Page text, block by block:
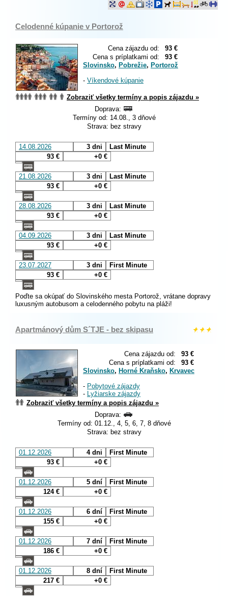
Celodenné kúpanie v Portorož
Cena zájazdu od:
93 €
Cena s príplatkami od:
93 €
Slovinsko, Pobrežie, Portorož
- Víkendové kúpanie
Zobraziť všetky termíny a popis zájazdu »
Doprava:
Termíny od: 14.08., 3 dňové
Strava: bez stravy
14.08.2026 3 dni
Last Minute
93 €
+0 €
21.08.2026 3 dni
Last Minute
93 €
+0 €
28.08.2026 3 dni
Last Minute
93 €
+0 €
04.09.2026 3 dni
Last Minute
93 €
+0 €
23.07.2027 3 dni
First Minute
93 €
+0 €
Poďte sa okúpať do Slovinského mesta Portorož, vrátane dopravy
luxusným autobusom a celodenného pobytu na pláži!
Apartmánový dům S´TJE - bez skipasu
Cena zájazdu od:
93 €
Cena s príplatkami od:
93 €
Slovinsko, Horné Kraňsko, Krvavec
- Pobytové zájazdy
- Lyžiarske zájazdy
Zobraziť všetky termíny a popis zájazdu »
Doprava:
Termíny od: 01.12., 4, 5, 6, 7, 8 dňové
Strava: bez stravy
01.12.2026 4 dni
First Minute
93 €
+0 €
01.12.2026 5 dní
First Minute
124 €
+0 €
01.12.2026 6 dní
First Minute
155 €
+0 €
01.12.2026 7 dní
First Minute
186 €
+0 €
01.12.2026 8 dní
First Minute
217 €
+0 €